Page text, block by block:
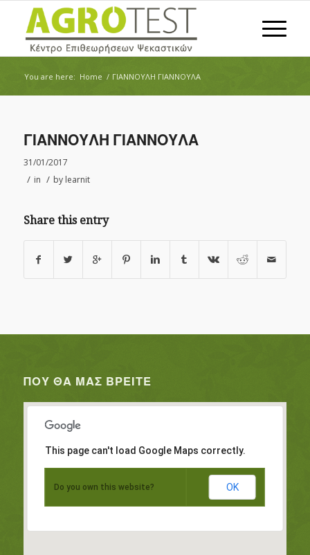
You are here: Home / ΓΙΑΝΝΟΥΛΗ ΓΙΑΝΝΟΥΛΑ
ΓΙΑΝΝΟΥΛΗ ΓΙΑΝΝΟΥΛΑ
31/01/2017
/ in / by learnit
Share this entry
ΠΟΥ ΘΑ ΜΑΣ ΒΡΕΊΤΕ
This page can't load Google Maps correctly.
Do you own this website? OK